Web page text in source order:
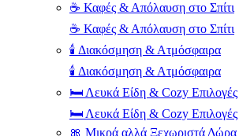
☕ Καφές & Απόλαυση στο Σπίτι
☕ Καφές & Απόλαυση στο Σπίτι
🕯️ Διακόσμηση & Ατμόσφαιρα
🕯️ Διακόσμηση & Ατμόσφαιρα
🛏️ Λευκά Είδη & Cozy Επιλογές
🛏️ Λευκά Είδη & Cozy Επιλογές
🎀 Μικρά αλλά Ξεχωριστά Δώρα